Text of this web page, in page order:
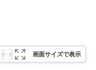
画面サイズで表示